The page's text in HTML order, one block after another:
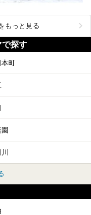
もっと見る
探す
本町